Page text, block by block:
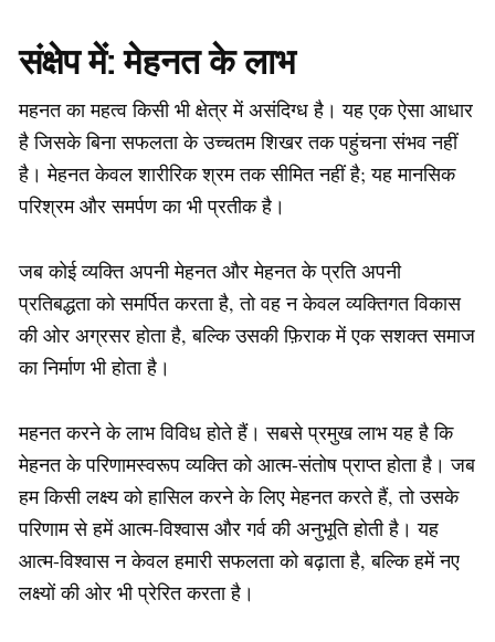
संक्षेप में: मेहनत के लाभ
महनत का महत्व किसी भी क्षेत्र में असंदिग्ध है। यह एक ऐसा आधार
है जिसके बिना सफलता के उच्चतम शिखर तक पहुंचना संभव नहीं
है। मेहनत केवल शारीरिक श्रम तक सीमित नहीं है; यह मानसिक
परिश्रम और समर्पण का भी प्रतीक है।
जब कोई व्यक्ति अपनी मेहनत और मेहनत के प्रति अपनी
प्रतिबद्धता को समर्पित करता है, तो वह न केवल व्यक्तिगत विकास
की ओर अग्रसर होता है, बल्कि उसकी फ़िराक में एक सशक्त समाज
का निर्माण भी होता है।
महनत करने के लाभ विविध होते हैं। सबसे प्रमुख लाभ यह है कि
मेहनत के परिणामस्वरूप व्यक्ति को आत्म-संतोष प्राप्त होता है। जब
हम किसी लक्ष्य को हासिल करने के लिए मेहनत करते हैं, तो उसके
परिणाम से हमें आत्म-विश्वास और गर्व की अनुभूति होती है। यह
आत्म-विश्वास न केवल हमारी सफलता को बढ़ाता है, बल्कि हमें नए
लक्ष्यों की ओर भी प्रेरित करता है।